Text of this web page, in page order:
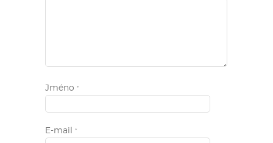
Jméno *
E-mail *